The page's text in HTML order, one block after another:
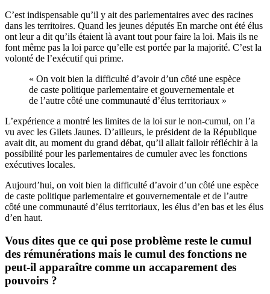
C’est indispensable qu’il y ait des parlementaires avec des racines
dans les territoires. Quand les jeunes députés En marche ont été élus
ont leur a dit qu’ils étaient là avant tout pour faire la loi. Mais ils ne
font même pas la loi parce qu’elle est portée par la majorité. C’est la
volonté de l’exécutif qui prime.
« On voit bien la difficulté d’avoir d’un côté une espèce
de caste politique parlementaire et gouvernementale et
de l’autre côté une communauté d’élus territoriaux »
L’expérience a montré les limites de la loi sur le non-cumul, on l’a
vu avec les Gilets Jaunes. D’ailleurs, le président de la République
avait dit, au moment du grand débat, qu’il allait falloir réfléchir à la
possibilité pour les parlementaires de cumuler avec les fonctions
exécutives locales.
Aujourd’hui, on voit bien la difficulté d’avoir d’un côté une espèce
de caste politique parlementaire et gouvernementale et de l’autre
côté une communauté d’élus territoriaux, les élus d’en bas et les élus
d’en haut.
Vous dites que ce qui pose problème reste le cumul
des rémunérations mais le cumul des fonctions ne
peut-il apparaître comme un accaparement des
pouvoirs ?